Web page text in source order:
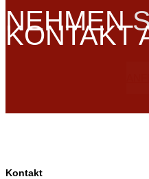
NEHMEN
KONTAKT
Kontakt